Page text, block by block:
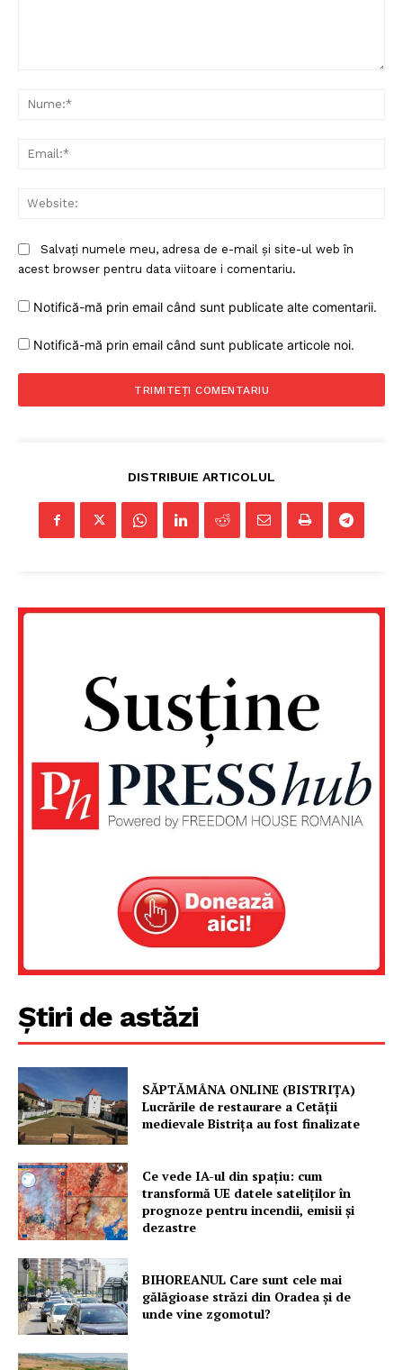
Salvați numele meu, adresa de e-mail și site-ul web în
acest browser pentru data viitoare i comentariu.
Notifică-mă prin email când sunt publicate alte comentarii.
Notifică-mă prin email când sunt publicate articole noi.
DISTRIBUIE ARTICOLUL
Știri de astăzi
SĂPTĂMÂNA ONLINE (BISTRIȚA)
Lucrările de restaurare a Cetăţii
medievale Bistriţa au fost finalizate
Ce vede IA-ul din spațiu: cum
transformă UE datele sateliților în
prognoze pentru incendii, emisii și
dezastre
BIHOREANUL Care sunt cele mai
gălăgioase străzi din Oradea și de
unde vine zgomotul?